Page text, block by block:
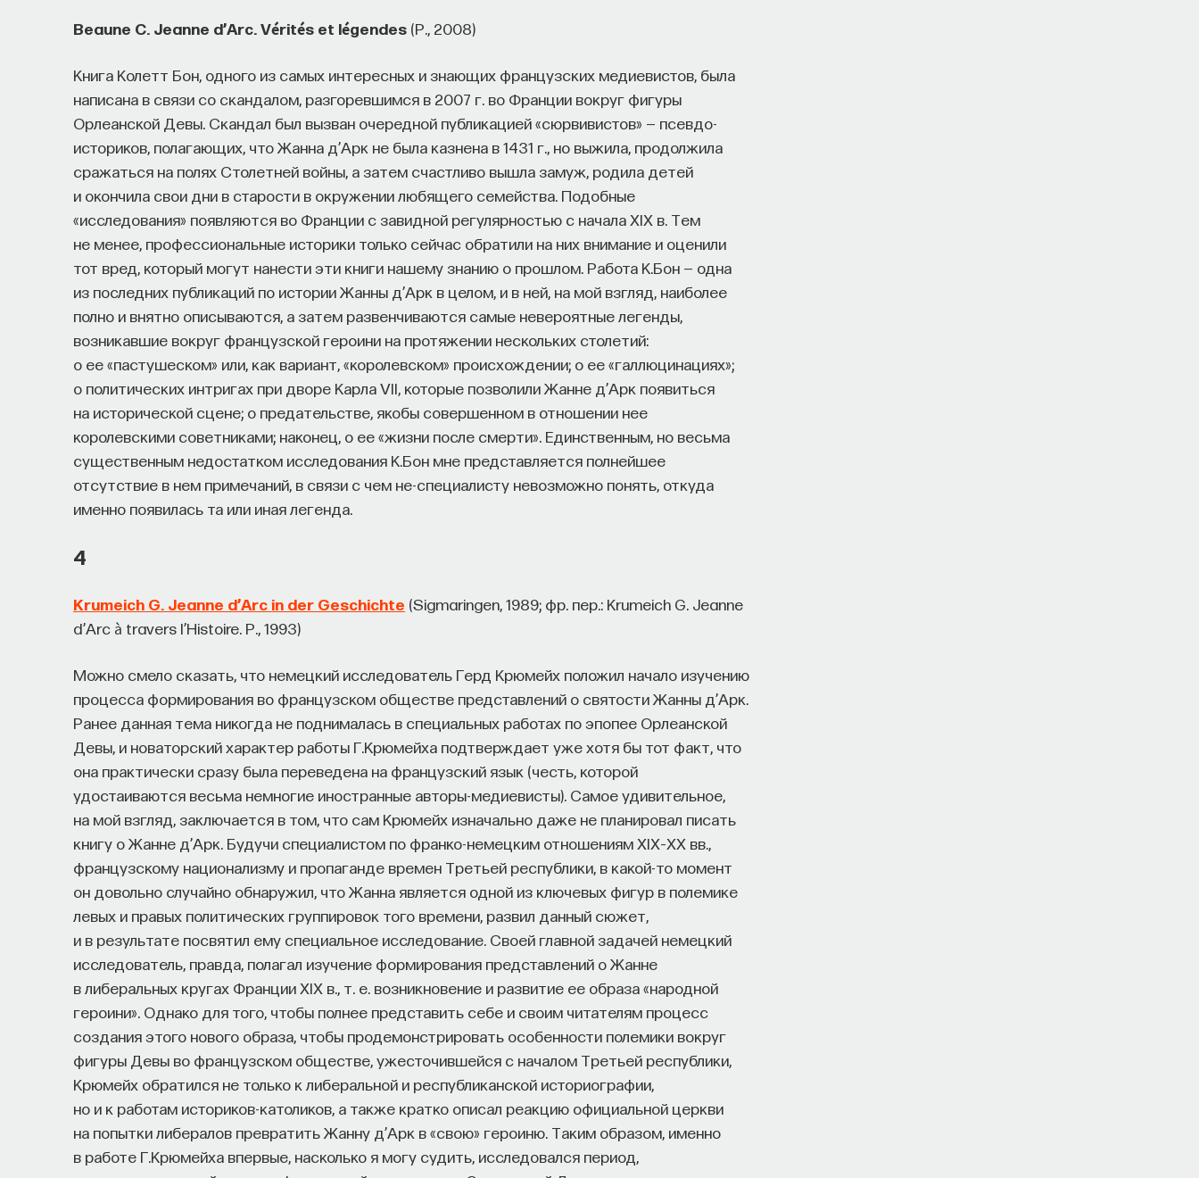
Beaune C. Jeanne d’Arc. Vérités et légendes (P., 2008)
Книга Колетт Бон, одного из самых интересных и знающих французских медиевистов, была
написана в связи со скандалом, разгоревшимся в 2007 г. во Франции вокруг фигуры
Орлеанской Девы. Скандал был вызван очередной публикацией «сюрвивистов» — псевдо-
историков, полагающих, что Жанна д’Арк не была казнена в 1431 г., но выжила, продолжила
сражаться на полях Столетней войны, а затем счастливо вышла замуж, родила детей
и окончила свои дни в старости в окружении любящего семейства. Подобные
«исследования» появляются во Франции с завидной регулярностью с начала XIX в. Тем
не менее, профессиональные историки только сейчас обратили на них внимание и оценили
тот вред, который могут нанести эти книги нашему знанию о прошлом. Работа К.Бон — одна
из последних публикаций по истории Жанны д’Арк в целом, и в ней, на мой взгляд, наиболее
полно и внятно описываются, а затем развенчиваются самые невероятные легенды,
возникавшие вокруг французской героини на протяжении нескольких столетий:
о ее «пастушеском» или, как вариант, «королевском» происхождении; о ее «галлюцинациях»;
о политических интригах при дворе Карла VII, которые позволили Жанне д’Арк появиться
на исторической сцене; о предательстве, якобы совершенном в отношении нее
королевскими советниками; наконец, о ее «жизни после смерти». Единственным, но весьма
существенным недостатком исследования К.Бон мне представляется полнейшее
отсутствие в нем примечаний, в связи с чем не-специалисту невозможно понять, откуда
именно появилась та или иная легенда.
4
Krumeich G. Jeanne d’Arc in der Geschichte (Sigmaringen, 1989; фр. пер.: Krumeich G. Jeanne
d’Arc à travers l’Histoire. P., 1993)
Можно смело сказать, что немецкий исследователь Герд Крюмейх положил начало изучению
процесса формирования во французском обществе представлений о святости Жанны д’Арк.
Ранее данная тема никогда не поднималась в специальных работах по эпопее Орлеанской
Девы, и новаторский характер работы Г.Крюмейха подтверждает уже хотя бы тот факт, что
она практически сразу была переведена на французский язык (честь, которой
удостаиваются весьма немногие иностранные авторы-медиевисты). Самое удивительное,
на мой взгляд, заключается в том, что сам Крюмейх изначально даже не планировал писать
книгу о Жанне д’Арк. Будучи специалистом по франко-немецким отношениям XIX–XX вв.,
французскому национализму и пропаганде времен Третьей республики, в какой-то момент
он довольно случайно обнаружил, что Жанна является одной из ключевых фигур в полемике
левых и правых политических группировок того времени, развил данный сюжет,
и в результате посвятил ему специальное исследование. Своей главной задачей немецкий
исследователь, правда, полагал изучение формирования представлений о Жанне
в либеральных кругах Франции XIX в., т. е. возникновение и развитие ее образа «народной
героини». Однако для того, чтобы полнее представить себе и своим читателям процесс
создания этого нового образа, чтобы продемонстрировать особенности полемики вокруг
фигуры Девы во французском обществе, ужесточившейся с началом Третьей республики,
Крюмейх обратился не только к либеральной и республиканской историографии,
но и к работам историков-католиков, а также кратко описал реакцию официальной церкви
на попытки либералов превратить Жанну д’Арк в «свою» героиню. Таким образом, именно
в работе Г.Крюмейха впервые, насколько я могу судить, исследовался период,